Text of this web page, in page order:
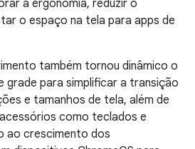
a ergonomia, reduzir o
o espaço na tela para apps de
também tornou dinâmico o
grade para simplificar a transição
e tamanhos de tela, além de
como teclados e
ao crescimento dos